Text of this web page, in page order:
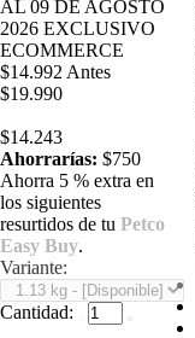
AL 09 DE AGOSTO
2026 EXCLUSIVO
ECOMMERCE
$14.992 Antes
$19.990
$14.243
Ahorrarías: $750
Ahorra 5 % extra en
los siguientes
resurtidos de tu Petco
Easy Buy.
Variante:
Cantidad: